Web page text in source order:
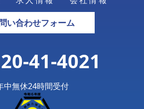
い合わせフォーム
41-4021
中無休24時間受付